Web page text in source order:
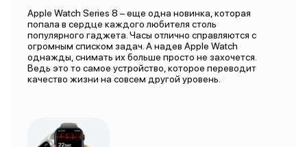
Apple Watch Series 8 – еще одна новинка, которая
попала в сердце каждого любителя столь
популярного гаджета. Часы отлично справляются с
огромным списком задач. А надев Apple Watch
однажды, снимать их больше просто не захочется.
Ведь это то самое устройство, которое переводит
качество жизни на совсем другой уровень.